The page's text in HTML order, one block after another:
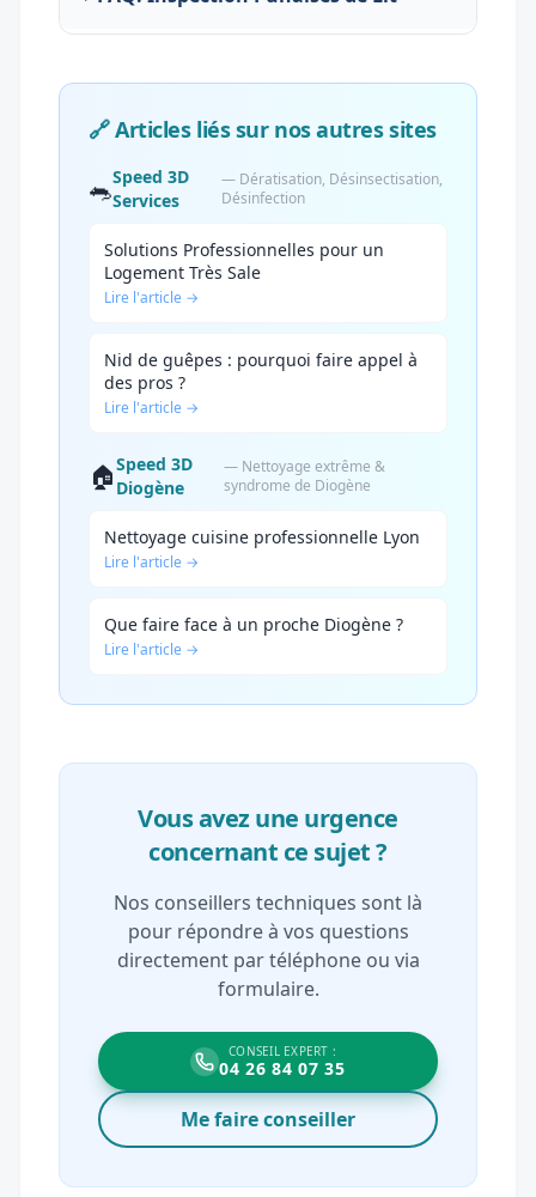
🔗 Articles liés sur nos autres sites
🐀Speed 3D
Services
— Dératisation, Désinsectisation,
Désinfection
Solutions Professionnelles pour un
Logement Très Sale
Lire l'article →
Nid de guêpes : pourquoi faire appel à
des pros ?
Lire l'article →
🏠Speed 3D
Diogène
— Nettoyage extrême &
syndrome de Diogène
Nettoyage cuisine professionnelle Lyon
Lire l'article →
Que faire face à un proche Diogène ?
Lire l'article →
Vous avez une urgence
concernant ce sujet ?
Nos conseillers techniques sont là
pour répondre à vos questions
directement par téléphone ou via
formulaire.
CONSEIL EXPERT :
04 26 84 07 35
Me faire conseiller